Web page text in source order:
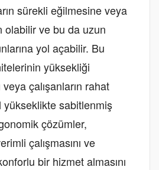
sürekli eğilmesine veya
olabilir ve bu da uzun
yol açabilir. Bu
yüksekliği
çalışanların rahat
yükseklikte sabitlenmiş
çözümler,
çalışmasını ve
bir hizmet almasını